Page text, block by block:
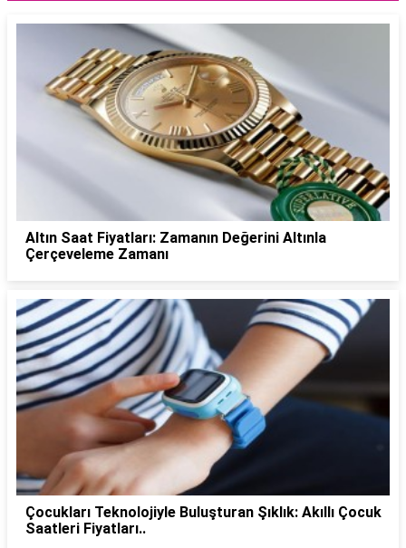
Altın Saat Fiyatları: Zamanın Değerini Altınla
Çerçeveleme Zamanı
Çocukları Teknolojiyle Buluşturan Şıklık: Akıllı Çocuk
Saatleri Fiyatları..